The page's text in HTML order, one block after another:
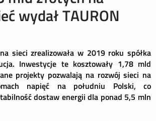
wydał TAURON
sieci zrealizowała w 2019 roku spółka
Inwestycje te kosztowały 1,78 mld
projekty pozwalają na rozwój sieci na
napięć na południu Polski, co
dostaw energii dla ponad 5,5 mln